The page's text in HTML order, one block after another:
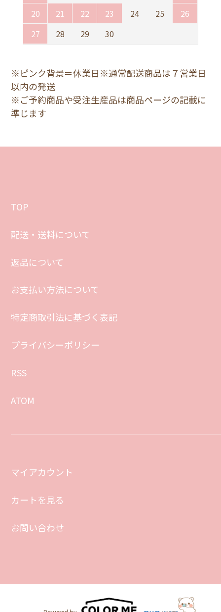
20
21 22 23 24 25
26
27
28 29 30
※ピンク背景＝休業日※通常配送商品は７営業日
以内の発送
※ご予約商品や受注生産品は商品ページの記載に
準じます
TOP
配送・送料について
返品について
お支払い方法について
特定商取引法に基づく表記
プライバシーポリシー
RSS
ATOM
マイアカウント
カートを見る
お問い合わせ